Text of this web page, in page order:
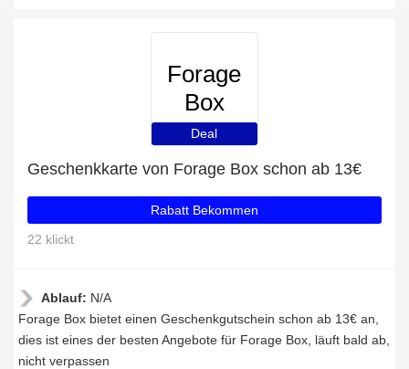
Forage
Box
Deal
Geschenkkarte von Forage Box schon ab 13€
Rabatt Bekommen
22 klickt
Ablauf: N/A
Forage Box bietet einen Geschenkgutschein schon ab 13€ an,
dies ist eines der besten Angebote für Forage Box, läuft bald ab,
nicht verpassen